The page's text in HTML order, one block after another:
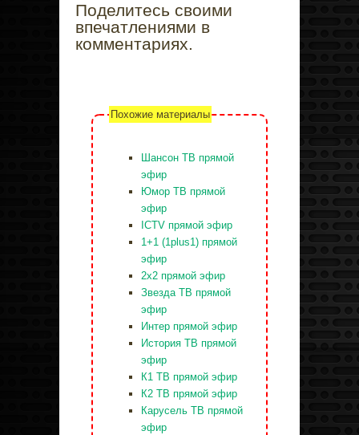
Поделитесь своими
впечатлениями в
комментариях.
Похожие материалы
Шансон ТВ прямой
эфир
Юмор ТВ прямой
эфир
ICTV прямой эфир
1+1 (1plus1) прямой
эфир
2x2 прямой эфир
Звезда ТВ прямой
эфир
Интер прямой эфир
История ТВ прямой
эфир
К1 ТВ прямой эфир
К2 ТВ прямой эфир
Карусель ТВ прямой
эфир